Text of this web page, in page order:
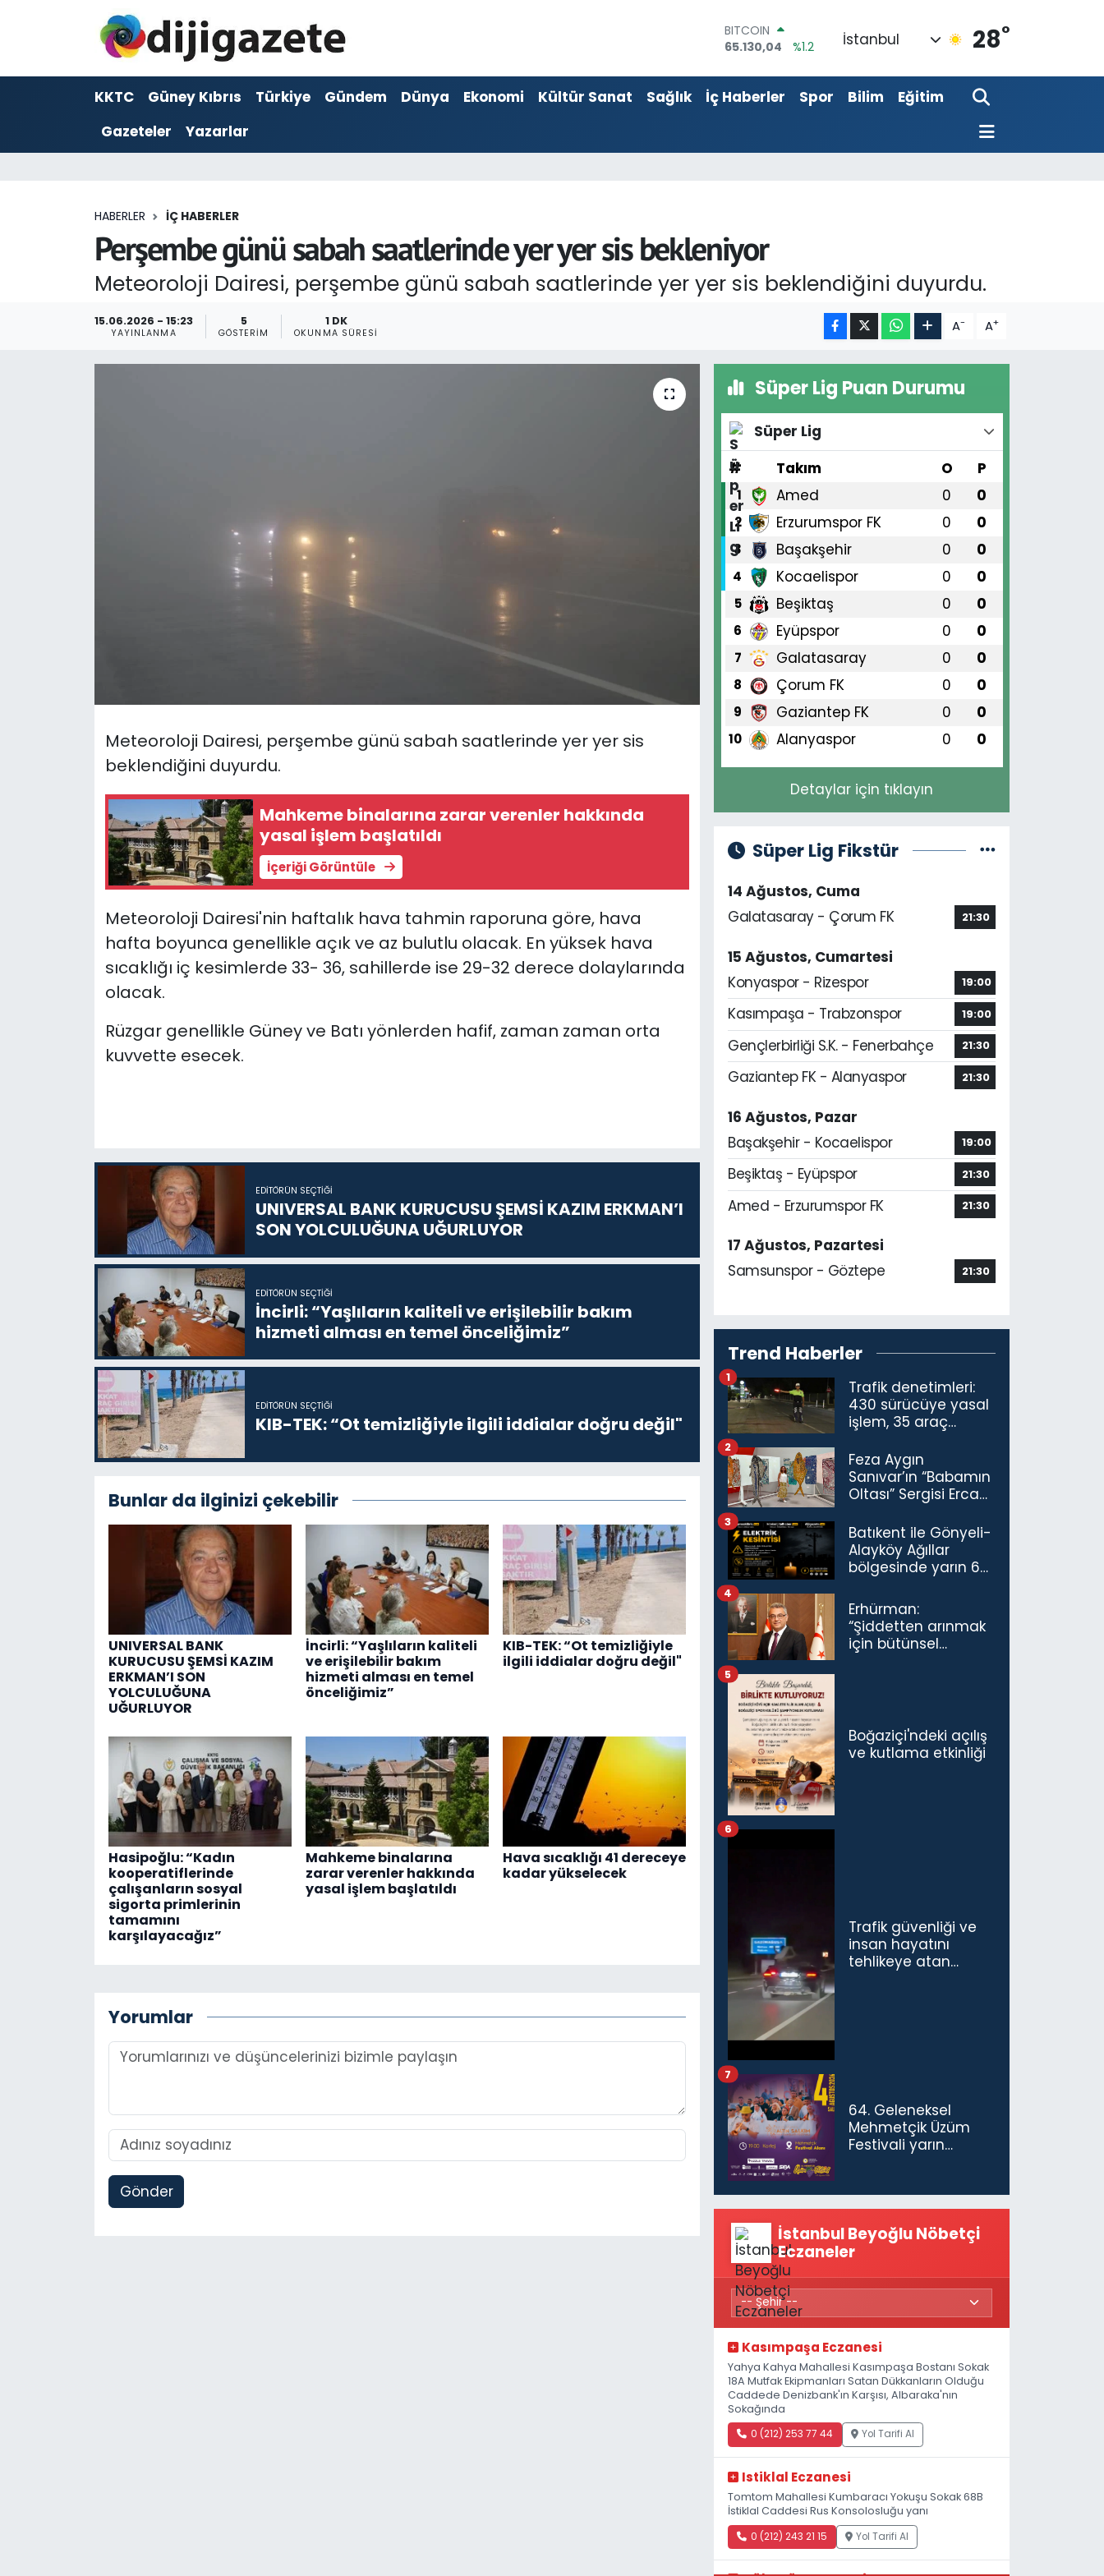
DOLAR
47,7106
%0.17
55,1652
%0.27
STERLİN
İstanbul 28°
KKTC Güney Kıbrıs Türkiye Gündem Dünya Ekonomi Kültür Sanat Sağlık İç Haberler Spor Bilim
Eğitim
Gazeteler
Yazarlar
HABERLER İÇ HABERLER
Perşembe günü sabah saatlerinde yer yer sis bekleniyor
Meteoroloji Dairesi, perşembe günü sabah saatlerinde yer yer sis beklendiğini duyurdu.
15.06.2026 - 15:23
YAYINLANMA
5
GÖSTERIM
1 DK
OKUNMA SÜRESI A- A+
Meteoroloji Dairesi, perşembe günü sabah saatlerinde yer yer sis
beklendiğini duyurdu.
Mahkeme binalarına zarar verenler hakkında
yasal işlem başlatıldı
İçeriği Görüntüle
Meteoroloji Dairesi'nin haftalık hava tahmin raporuna göre, hava
hafta boyunca genellikle açık ve az bulutlu olacak. En yüksek hava
sıcaklığı iç kesimlerde 33- 36, sahillerde ise 29-32 derece dolaylarında
olacak.
Rüzgar genellikle Güney ve Batı yönlerden hafif, zaman zaman orta
kuvvette esecek.
EDITÖRÜN SEÇTIĞI
UNIVERSAL BANK KURUCUSU ŞEMSİ KAZIM ERKMAN’I
SON YOLCULUĞUNA UĞURLUYOR
EDITÖRÜN SEÇTIĞI
İncirli: “Yaşlıların kaliteli ve erişilebilir bakım
hizmeti alması en temel önceliğimiz”
EDITÖRÜN SEÇTIĞI
KIB-TEK: “Ot temizliğiyle ilgili iddialar doğru değil"
Bunlar da ilginizi çekebilir
UNIVERSAL BANK
KURUCUSU ŞEMSİ KAZIM
ERKMAN’I SON
YOLCULUĞUNA
UĞURLUYOR
İncirli: “Yaşlıların kaliteli
ve erişilebilir bakım
hizmeti alması en temel
önceliğimiz”
KIB-TEK: “Ot temizliğiyle
ilgili iddialar doğru değil"
Hasipoğlu: “Kadın
kooperatiflerinde
çalışanların sosyal
sigorta primlerinin
tamamını
karşılayacağız”
Mahkeme binalarına
zarar verenler hakkında
yasal işlem başlatıldı
Hava sıcaklığı 41 dereceye
kadar yükselecek
Yorumlar
Gönder
Süper Lig Puan Durumu
Süper Lig
#
Takım O P
1 Amed 0 0
2 Erzurumspor FK 0 0
3 Başakşehir 0 0
4 Kocaelispor 0 0
5 Beşiktaş 0 0
6 Eyüpspor 0 0
7 Galatasaray 0 0
8 Çorum FK 0 0
9 Gaziantep FK 0 0
10 Alanyaspor 0 0
Detaylar için tıklayın
Süper Lig Fikstür
14 Ağustos, Cuma
Galatasaray - Çorum FK
21:30
15 Ağustos, Cumartesi
Konyaspor - Rizespor
19:00
Kasımpaşa - Trabzonspor 19:00
Gençlerbirliği S.K. - Fenerbahçe 21:30
Gaziantep FK - Alanyaspor 21:30
16 Ağustos, Pazar
Başakşehir - Kocaelispor
19:00
Beşiktaş - Eyüpspor 21:30
Amed - Erzurumspor FK 21:30
17 Ağustos, Pazartesi
Samsunspor - Göztepe
21:30
Trend Haberler
Trafik denetimleri:
430 sürücüye yasal
işlem, 35 araç
1
Feza Aygın
Sanıvar’ın “Babamın
Oltası” Sergisi Ercan
Açıldı
2
Batıkent ile Gönyeli-
Alayköy Ağıllar
bölgesinde yarın 6
kesintisi…
3
Erhürman:
“Şiddetten arınmak
için bütünsel
4
Boğaziçi'ndeki açılış
ve kutlama etkinliği
5
Trafik güvenliği ve
insan hayatını
tehlikeye atan
6
64. Geleneksel
Mehmetçik Üzüm
Festivali yarın
7
İstanbul Beyoğlu Nöbetçi
Eczaneler
Kasımpaşa Eczanesi
Yahya Kahya Mahallesi Kasımpaşa Bostanı Sokak
18A Mutfak Ekipmanları Satan Dükkanların Olduğu
Caddede Denizbank'ın Karşısı, Albaraka'nın
Sokağında
0 (212) 253 77 44 Yol Tarifi Al
Istiklal Eczanesi
Tomtom Mahallesi Kumbaracı Yokuşu Sokak 68B
İstiklal Caddesi Rus Konsolosluğu yanı
0 (212) 243 21 15 Yol Tarifi Al
ADVERTORIAL
Dijigazete
Foto Galeri
Teknoloji
Video Galeri
Yazarlar
Hava Durumu
Trafik Durumu
Son Dakika Haberleri
Haber Arşivi